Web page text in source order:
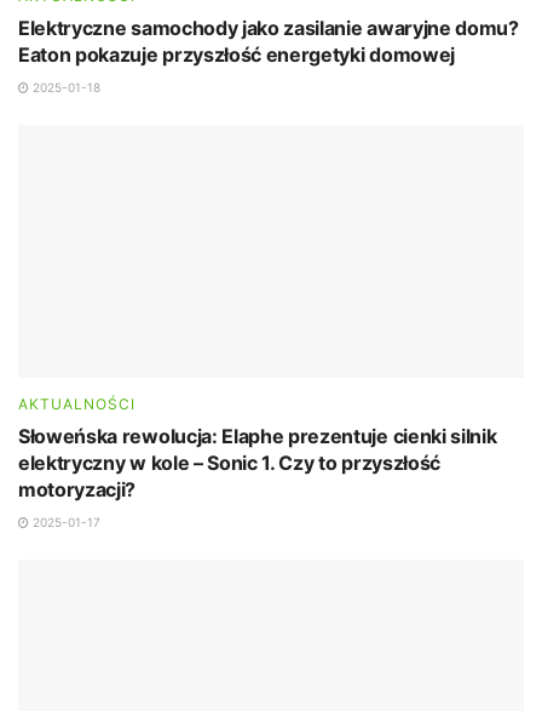
Elektryczne samochody jako zasilanie awaryjne domu?
Eaton pokazuje przyszłość energetyki domowej
2025-01-18
AKTUALNOŚCI
Słoweńska rewolucja: Elaphe prezentuje cienki silnik
elektryczny w kole – Sonic 1. Czy to przyszłość
motoryzacji?
2025-01-17